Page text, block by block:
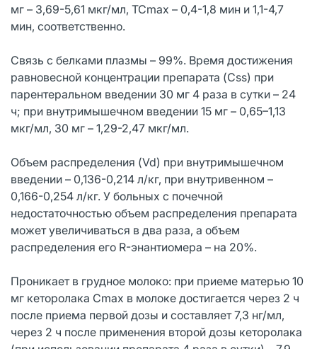
мг – 3,69-5,61 мкг/мл, TCmax – 0,4-1,8 мин и 1,1-4,7
мин, соответственно.
Связь с белками плазмы – 99%. Время достижения
равновесной концентрации препарата (Css) при
парентеральном введении 30 мг 4 раза в сутки – 24
ч; при внутримышечном введении 15 мг – 0,65–1,13
мкг/мл, 30 мг – 1,29-2,47 мкг/мл.
Объем распределения (Vd) при внутримышечном
введении – 0,136-0,214 л/кг, при внутривенном –
0,166-0,254 л/кг. У больных с почечной
недостаточностью объем распределения препарата
может увеличиваться в два раза, а объем
распределения его R-энантиомера – на 20%.
Проникает в грудное молоко: при приеме матерью 10
мг кеторолака Cmax в молоке достигается через 2 ч
после приема первой дозы и составляет 7,3 нг/мл,
через 2 ч после применения второй дозы кеторолака